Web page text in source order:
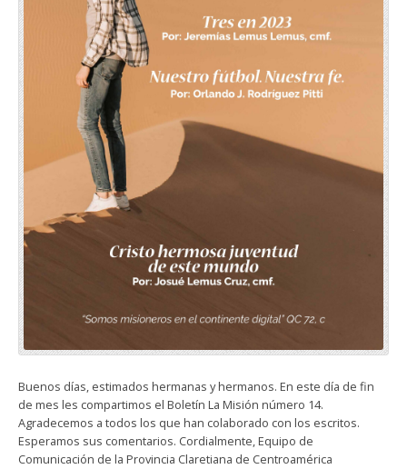
Buenos días, estimados hermanas y hermanos. En este día de fin
de mes les compartimos el Boletín La Misión número 14.
Agradecemos a todos los que han colaborado con los escritos.
Esperamos sus comentarios. Cordialmente, Equipo de
Comunicación de la Provincia Claretiana de Centroamérica